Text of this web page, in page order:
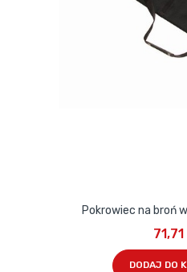
Pokrowiec na broń
71,71
DODAJ DO